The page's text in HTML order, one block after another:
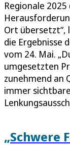
Regionale
Ort übersetzt“,
die Ergebnisse
vom 24. Mai.
umgesetzten
zunehmend an
immer
„Schwere